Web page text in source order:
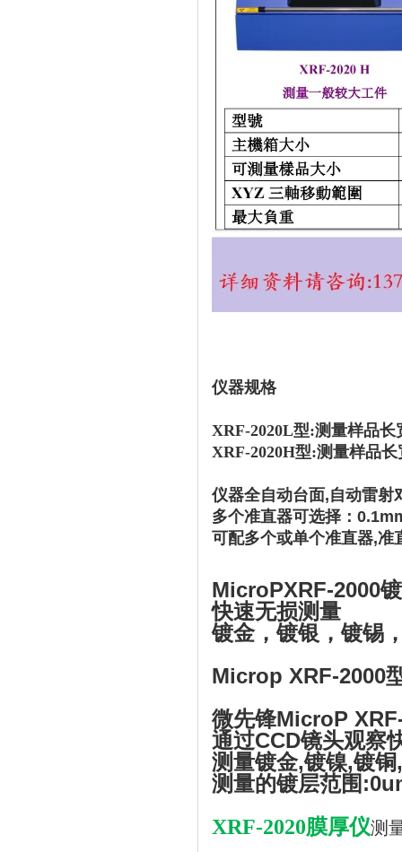
仪器规格
XRF-2020L型:测量样品长
XRF-2020H型:测量样品长
仪器全自动台面,自动雷射
多个准直器可选择：
可配多个或单个准直器,准
MicroPXRF-2000
快速无损测量
镀金，镀银，镀锡
Microp XRF-2000
微先锋MicroP
通过CCD镜头观察
测量镀金,镀镍,镀
测量的镀层范围
XRF-2020膜厚仪测